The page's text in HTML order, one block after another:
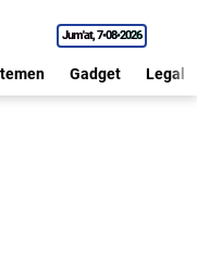
Jum'at 7•08•2026
Gadget Legal